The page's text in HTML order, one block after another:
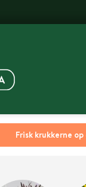
Frisk krukkerne